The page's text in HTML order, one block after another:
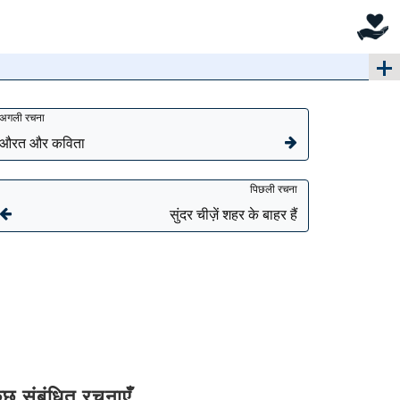
अगली रचना
औरत और कविता
पिछली रचना
सुंदर चीज़ें शहर के बाहर हैं